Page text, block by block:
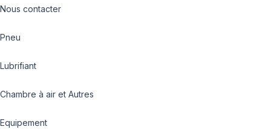
Nous contacter
Pneu
Lubrifiant
Chambre à air et Autres
Equipement